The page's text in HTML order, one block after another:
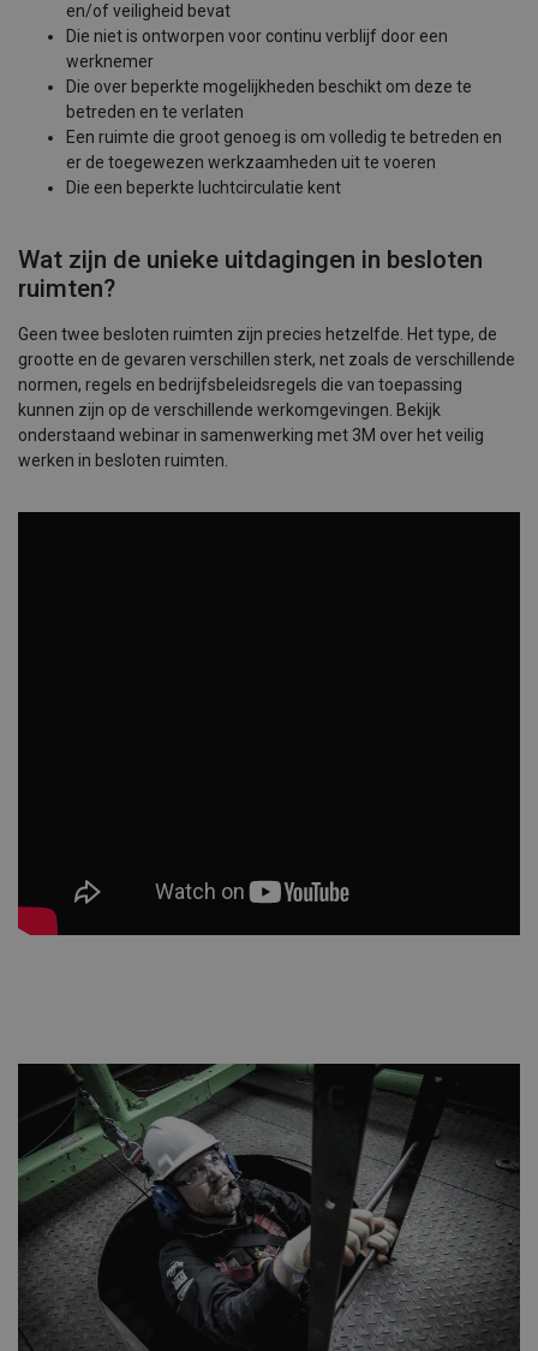
en/of veiligheid bevat
Die niet is ontworpen voor continu verblijf door een
werknemer
Die over beperkte mogelijkheden beschikt om deze te
betreden en te verlaten
Een ruimte die groot genoeg is om volledig te betreden en
er de toegewezen werkzaamheden uit te voeren
Die een beperkte luchtcirculatie kent
Wat zijn de unieke uitdagingen in besloten
ruimten?
Geen twee besloten ruimten zijn precies hetzelfde. Het type, de
grootte en de gevaren verschillen sterk, net zoals de verschillende
normen, regels en bedrijfsbeleidsregels die van toepassing
kunnen zijn op de verschillende werkomgevingen. Bekijk
onderstaand webinar in samenwerking met 3M over het veilig
werken in besloten ruimten.